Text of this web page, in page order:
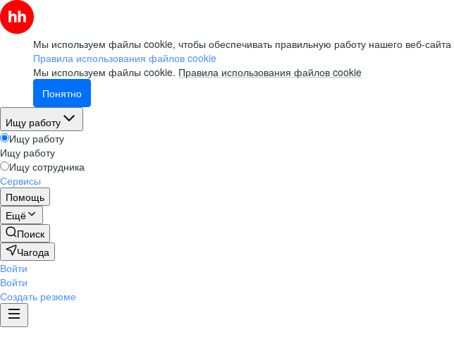
Мы используем файлы cookie, чтобы обеспечивать правильную работу нашего веб-сайта
Правила использования файлов cookie
Мы используем файлы cookie. Правила использования файлов cookie
Понятно
Ищу работу
Ищу работу
Ищу работу
Ищу сотрудника
Сервисы
Помощь
Ещё
Поиск
Чагода
Войти
Войти
Создать резюме